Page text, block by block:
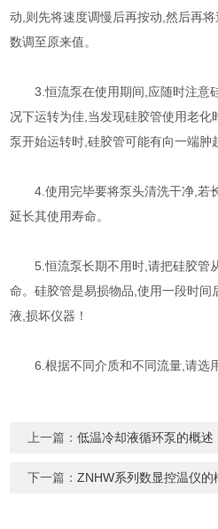
动,则先将速度调慢后再按动,然后再
数调至原来值。
3.恒流泵在使用期间,应随时注意
况下运转为佳,当发现硅胶管使用老化时
泵开始运转时,硅胶管可能有向一端肿起
4.使用完毕要将泵头清洗干净,若
延长其使用寿命。
5.恒流泵长期不用时,请把硅胶管
命。硅胶管是易损物品,使用一段时
液,损坏仪器！
6.根据不同介质和不同流量,请选用不
上一篇：低温冷却液循环泵的概述
下一篇：ZNHW系列数显控温仪的